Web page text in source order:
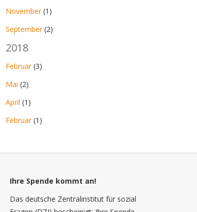
November(1)
September(2)
2018
Februar(3)
Mai (2)
April (1)
Februar(1)
Ihre Spende kommt an!
Das deutsche Zentralinstitut für sozial